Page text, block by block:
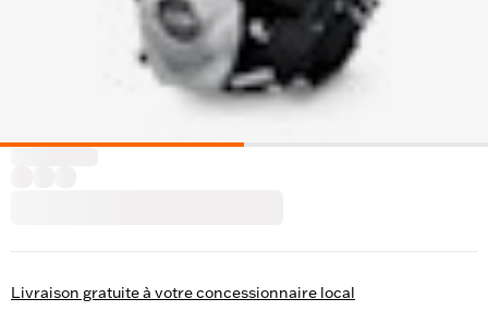
Livraison gratuite à votre concessionnaire local